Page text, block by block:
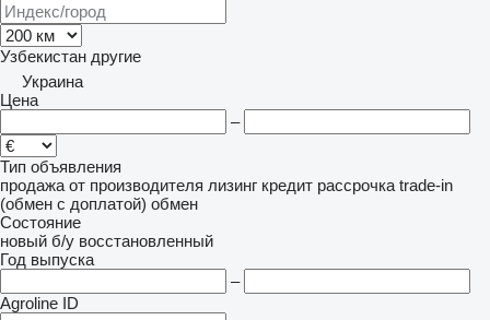
Узбекистан другие
Украина
Цена
–
Тип объявления
продажа от производителя лизинг кредит рассрочка trade-in
(обмен с доплатой) обмен
Состояние
новый б/у восстановленный
Год выпуска
–
Agroline ID